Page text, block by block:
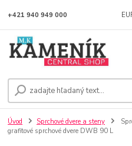
+421 940 949 000
Úvod Sprchové dvere a steny
grafitové sprchové dvere DWB 90 L